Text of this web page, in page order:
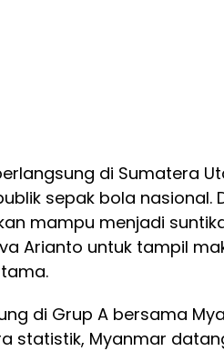
di Sumatera
sepak bola nasional.
mampu menjadi
Arianto untuk tampil
di Grup A bersama
statistik, Myanmar